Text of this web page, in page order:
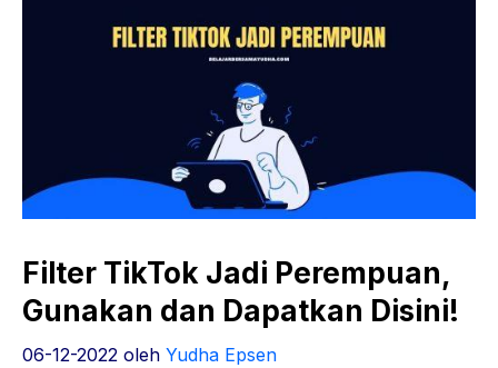
Filter TikTok Jadi Perempuan,
Gunakan dan Dapatkan Disini!
06-12-2022 oleh Yudha Epsen